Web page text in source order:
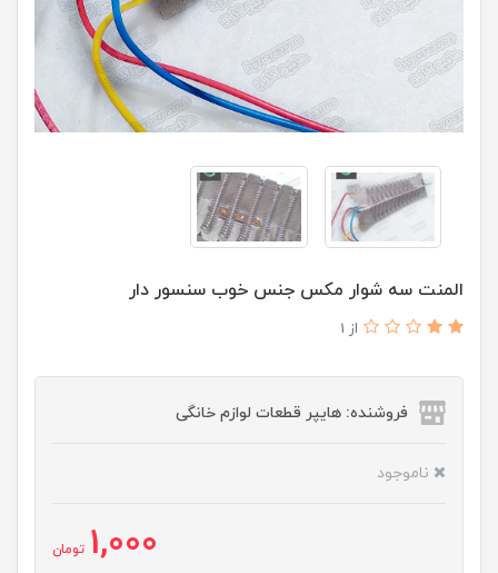
المنت سه شوار مکس جنس خوب سنسور دار
از 1
فروشنده: هایپر قطعات لوازم خانگی
ناموجود
1,000 تومان